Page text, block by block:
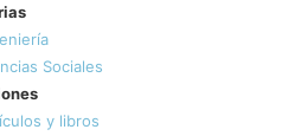
Sociales
y libros